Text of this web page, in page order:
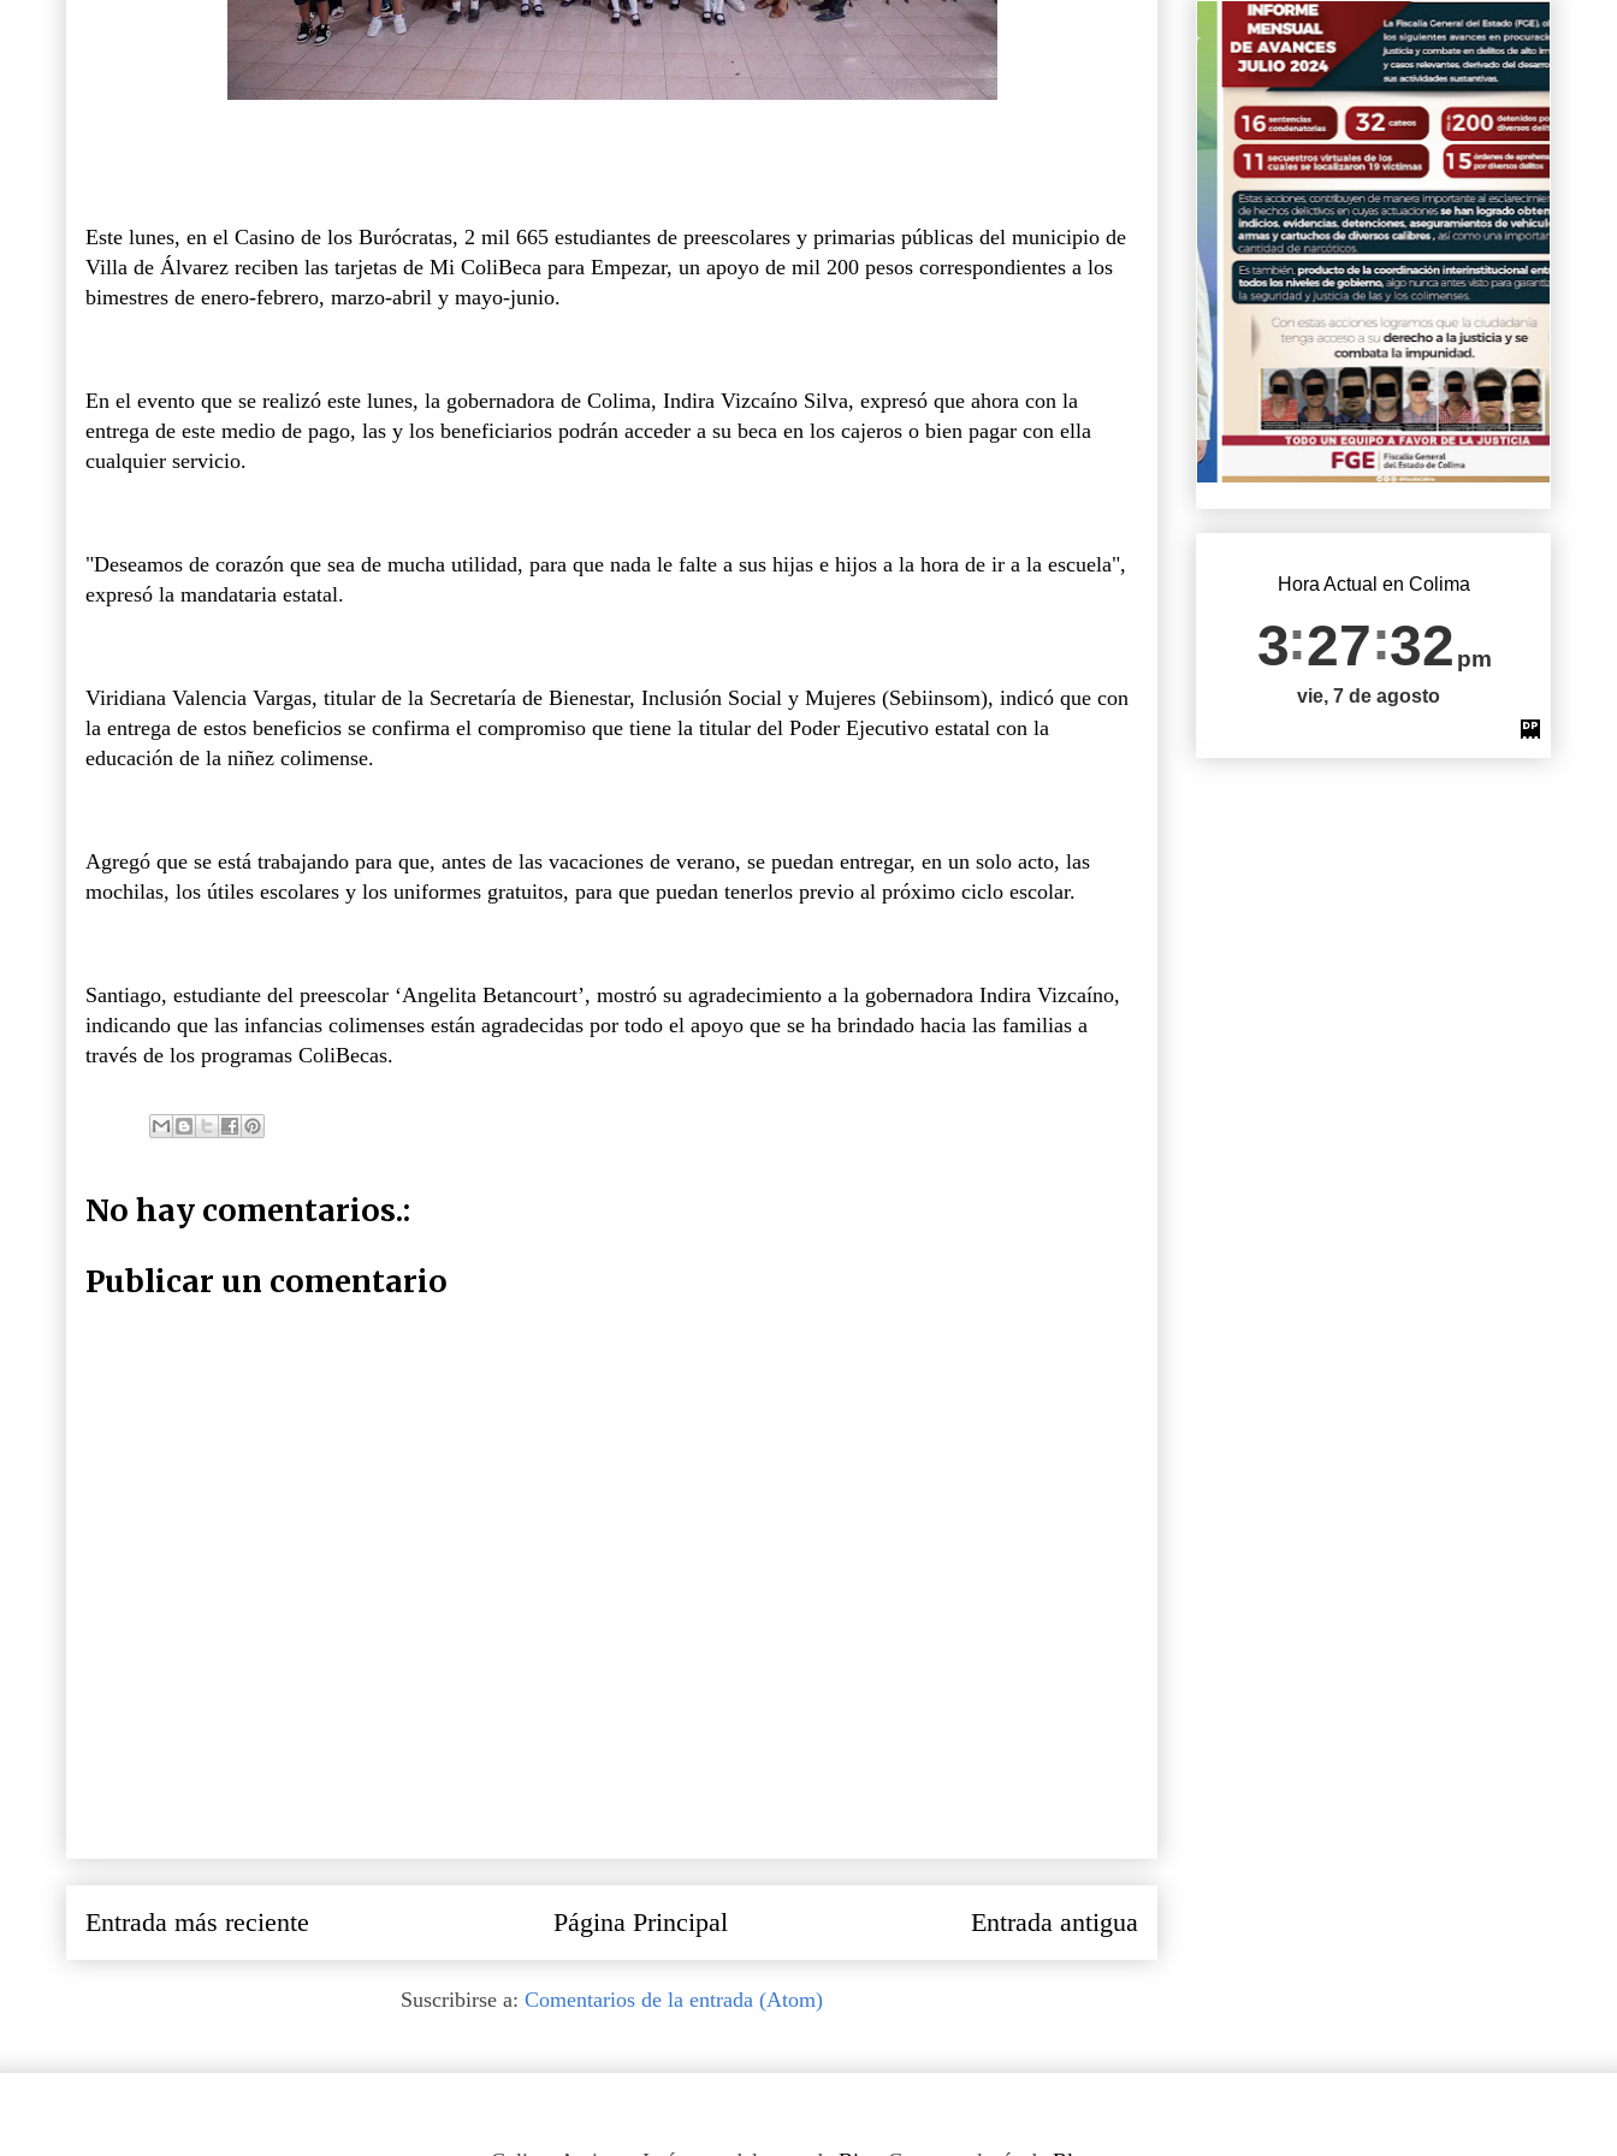
Este lunes, en el Casino de los Burócratas, 2 mil 665 estudiantes de preescolares y primarias públicas del municipio de
Villa de Álvarez reciben las tarjetas de Mi ColiBeca para Empezar, un apoyo de mil 200 pesos correspondientes a los
bimestres de enero-febrero, marzo-abril y mayo-junio.
En el evento que se realizó este lunes, la gobernadora de Colima, Indira Vizcaíno Silva, expresó que ahora con la
entrega de este medio de pago, las y los beneficiarios podrán acceder a su beca en los cajeros o bien pagar con ella
cualquier servicio.
"Deseamos de corazón que sea de mucha utilidad, para que nada le falte a sus hijas e hijos a la hora de ir a la escuela",
expresó la mandataria estatal.
Viridiana Valencia Vargas, titular de la Secretaría de Bienestar, Inclusión Social y Mujeres (Sebiinsom), indicó que con
la entrega de estos beneficios se confirma el compromiso que tiene la titular del Poder Ejecutivo estatal con la
educación de la niñez colimense.
Agregó que se está trabajando para que, antes de las vacaciones de verano, se puedan entregar, en un solo acto, las
mochilas, los útiles escolares y los uniformes gratuitos, para que puedan tenerlos previo al próximo ciclo escolar.
Santiago, estudiante del preescolar ‘Angelita Betancourt’, mostró su agradecimiento a la gobernadora Indira Vizcaíno,
indicando que las infancias colimenses están agradecidas por todo el apoyo que se ha brindado hacia las familias a
través de los programas ColiBecas.
No hay comentarios.:
Publicar un comentario
Entrada más reciente Entrada antigua
Página Principal
Suscribirse a: Comentarios de la entrada (Atom)
Hora Actual en Colima
3 27 33 pm
vie, 7 de agosto